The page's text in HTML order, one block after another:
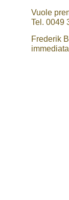
Vuole
Tel. 0049
Frederik